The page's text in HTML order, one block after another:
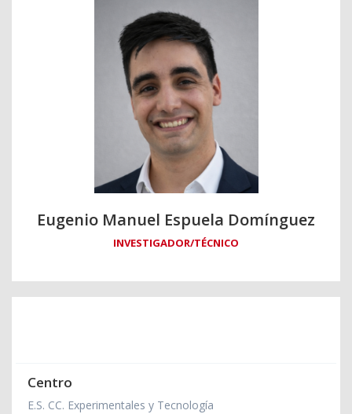
Eugenio Manuel Espuela Domínguez
INVESTIGADOR/TÉCNICO
Centro
E.S. CC. Experimentales y Tecnología